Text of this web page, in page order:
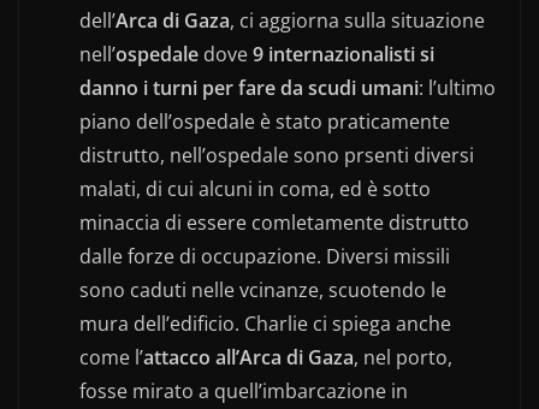
dell’Arca di Gaza, ci aggiorna sulla situazione
nell’ospedale dove9 internazionalisti si
danno i turni per fare da scudi umani: l’ultimo
piano dell’ospedale è stato praticamente
distrutto, nell’ospedale sono prsenti diversi
malati, di cui alcuni in coma, ed è sotto
minaccia di essere comletamente distrutto
dalle forze di occupazione. Diversi missili
sono caduti nelle vcinanze, scuotendo le
mura dell’edificio. Charlie ci spiega anche
come l’attacco all’Arca di Gaza, nel porto,
fosse mirato a quell’imbarcazione in